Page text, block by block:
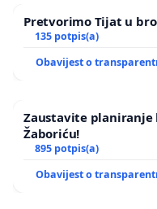
Pretvorimo Tijat u
135 potpis(a)
Obavijest o
Zaustavite planiranje
Žaboriću!
895 potpis(a)
Obavijest o